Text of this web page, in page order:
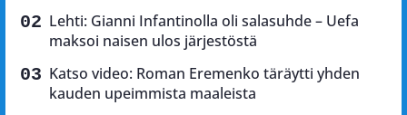
Lehti: Gianni Infantinolla oli salasuhde – Uefa
maksoi naisen ulos järjestöstä
Katso video: Roman Eremenko täräytti yhden
kauden upeimmista maaleista